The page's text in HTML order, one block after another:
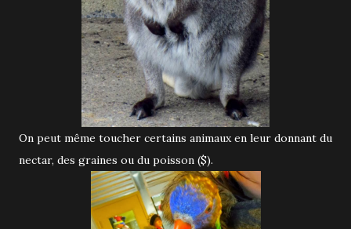
On peut même toucher certains animaux en leur donnant du
nectar, des graines ou du poisson ($).